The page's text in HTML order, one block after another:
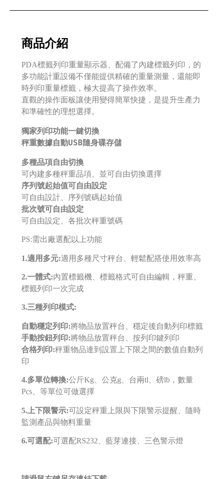
商品介紹
PDA標籤列印重量顯示器、配備了內建標籤列印，的
多功能計重設備不僅能提供精確的重量測量，還能即
時列印重量標籤，極大提高了操作效率。
直觀的操作面板讓使用變得簡單快捷，是提升生產力
和準確性的理想選擇。
獨家列印功能一鍵切換
秤重數據自動USB隨身碟存儲
多種品項自由切換
可內建多種秤重品項、並可自由切換選擇
序列號起始值可自由設定
可自由設計、序列號碼起始值
批次號可自由設定
可自由設定、各批次秤重號碼
PS:需出廠選配以上功能
1.適用多元:適用多種尺寸秤台、輕鬆配搭使用效率高
2.一體式:內置標籤機、標籤格式可自由編輯，秤重、
標籤列印一次完成
3.三種列印模式:
自動穩定列印:將物品放置秤台、穩定後自動列印標籤
手動按鈕列印:將物品放置秤台、按列印鍵列印
合格列印:秤重物品達到設置上下限之間的數值自動列
印
4.多單位轉換:公斤Kg、公克g、台兩tl、磅lb，數量
Pcs、等單位可做選擇
5.上下限警示:可設定秤重上限與下限警示提醒、隨時
監測產品與物料重量
6.可選配:可選配RS232、藍芽連接、三色警示燈